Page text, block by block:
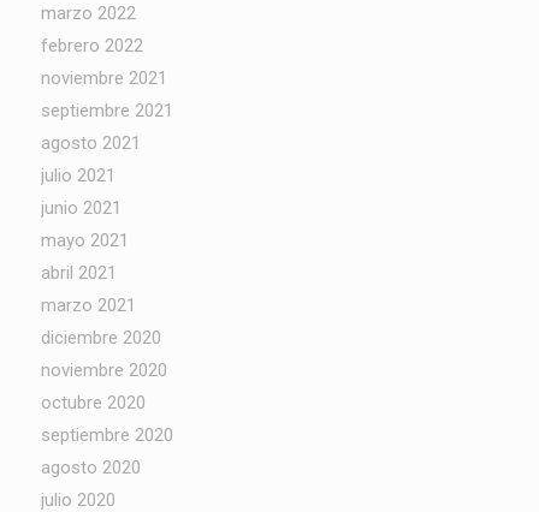
marzo 2022
febrero 2022
noviembre 2021
septiembre 2021
agosto 2021
julio 2021
junio 2021
mayo 2021
abril 2021
marzo 2021
diciembre 2020
noviembre 2020
octubre 2020
septiembre 2020
agosto 2020
julio 2020